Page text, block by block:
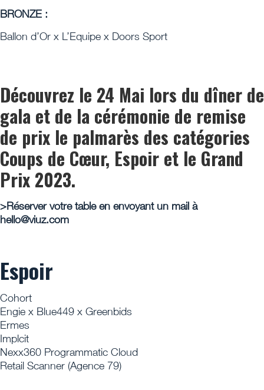
BRONZE :
Ballon d’Or x L’Equipe x Doors Sport
Découvrez le 24 Mai lors du dîner de
gala et de la cérémonie de remise
de prix le palmarès des catégories
Coups de Cœur, Espoir et le Grand
Prix 2023.
>Réserver votre table en envoyant un mail à
hello@viuz.com
Espoir
Cohort
Engie x Blue449 x Greenbids
Ermes
Implcit
Nexx360 Programmatic Cloud
Retail Scanner (Agence 79)